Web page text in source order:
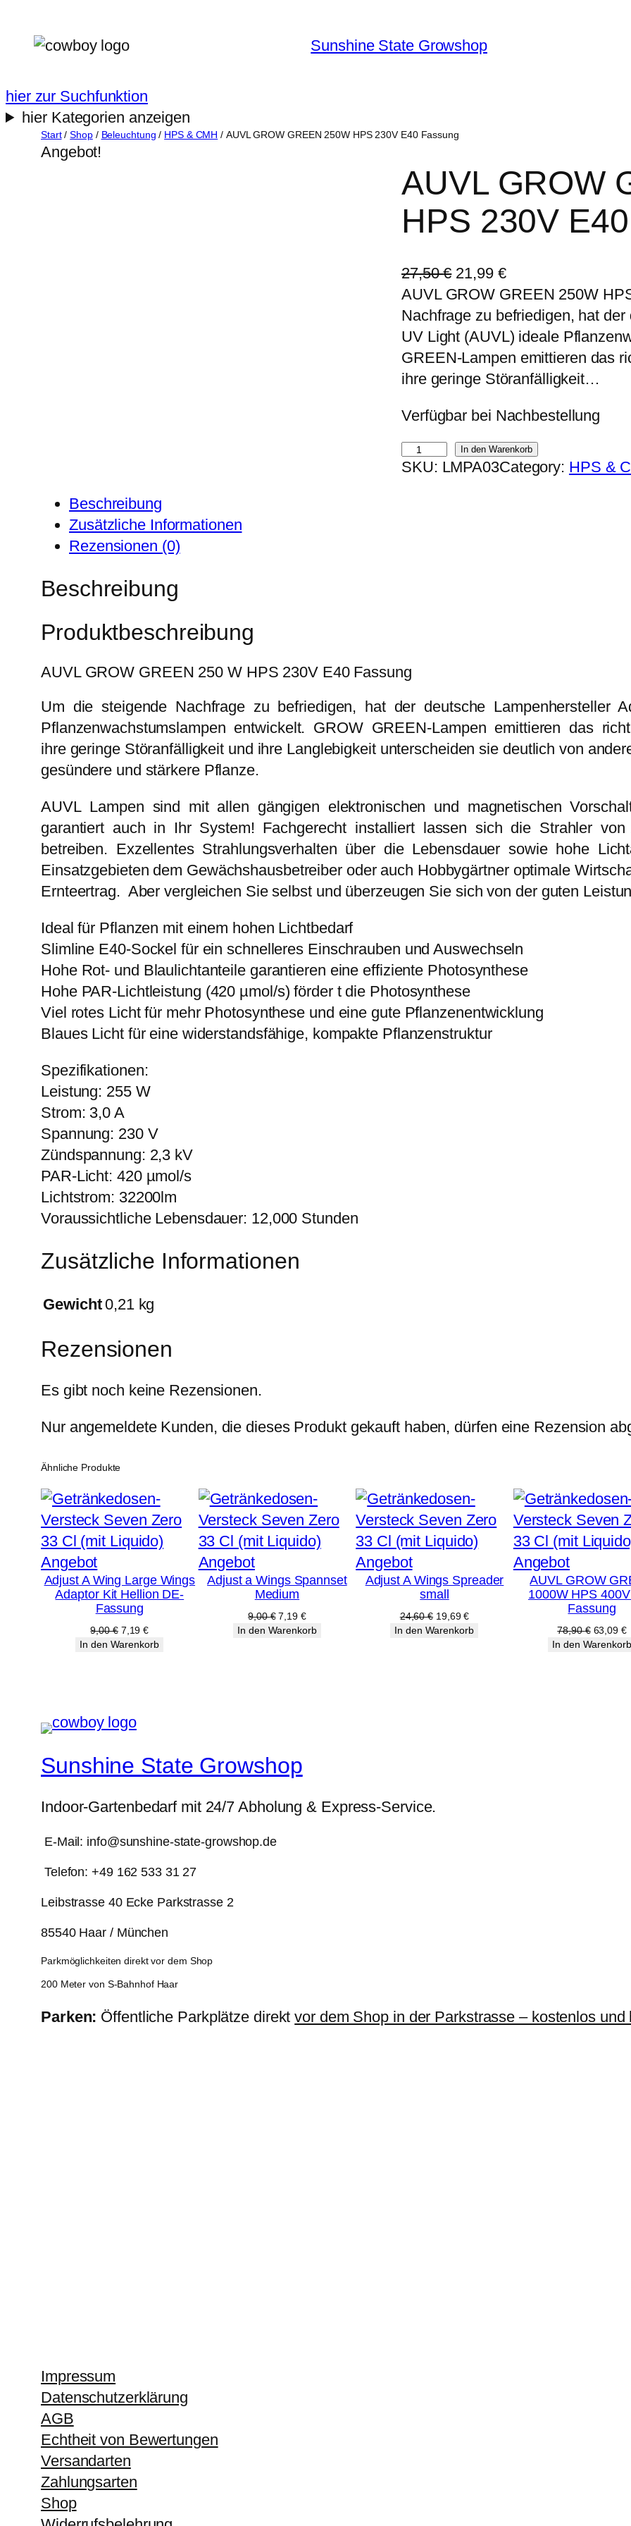
Inhalt
Sunshine State Growshop
hier zur Suchfunktion
hier Kategorien anzeigen
Start/Shop/ Beleuchtung / HPS & CMH / AUVL GROW GREEN 250W HPS 230V E40 Fassung
Angebot!
AUVL GROW
HPS 230V
27,50€ U
r
s
p
r
ü
g
l
i
r
:
2
,
5
0
€
21,99 €A
k
t
u
e
l
e
r
P
9
9
.
AUVL GROW GREEN 250W
Nachfrage zu befriedigen, hat
UV Light (AUVL) ideale
GREEN-Lampen emittieren das
ihre geringe Störanfälligkeit…
Verfügbar bei Nachbestellung
A
U
E
N
2
5
H
P
S
2
3
E
4
0
F
a
In den Warenkorb
SKU: LMPA03Category: HPS &
Beschreibung
Zusätzliche Informationen
Rezensionen (0)
Beschreibung
Produktbeschreibung
AUVL GROW GREEN 250 W HPS 230V E40 Fassung
Um die steigende Nachfrage zu befriedigen, hat der deutsche Lampenhersteller
Pflanzenwachstumslampen entwickelt. GROW GREEN-Lampen emittieren das
ihre geringe Störanfälligkeit und ihre Langlebigkeit unterscheiden sie deutlich von
gesündere und stärkere Pflanze.
AUVL Lampen sind mit allen gängigen elektronischen und magnetischen
garantiert auch in Ihr System! Fachgerecht installiert lassen sich die Strahler
betreiben. Exzellentes Strahlungsverhalten über die Lebensdauer sowie hohe
Einsatzgebieten dem Gewächshausbetreiber oder auch Hobbygärtner optimale
Ernteertrag. Aber vergleichen Sie selbst und überzeugen Sie sich von der guten
Ideal für Pflanzen mit einem hohen Lichtbedarf
Slimline E40-Sockel für ein schnelleres Einschrauben und Auswechseln
Hohe Rot- und Blaulichtanteile garantieren eine effiziente Photosynthese
Hohe PAR-Lichtleistung (420 µmol/s) förder t die Photosynthese
Viel rotes Licht für mehr Photosynthese und eine gute Pflanzenentwicklung
Blaues Licht für eine widerstandsfähige, kompakte Pflanzenstruktur
Spezifikationen:
Leistung: 255 W
Strom: 3,0 A
Spannung: 230 V
Zündspannung: 2,3 kV
PAR-Licht: 420 µmol/s
Lichtstrom: 32200lm
Voraussichtliche Lebensdauer: 12,000 Stunden
Zusätzliche Informationen
Gewicht0,21 kg
Rezensionen
Es gibt noch keine Rezensionen.
Nur angemeldete Kunden, die dieses Produkt gekauft haben, dürfen eine Rezension
Ähnliche Produkte
AngebotProdukt
im
Angebot
Adjust A Wing Large Wings
Adaptor Kit Hellion DE-
Fassung
9,00€ Ursprünglicher
Preis
7,19€Aktueller
Preis
In den Warenkorb
AngebotProdukt
im
Angebot
Adjust a Wings Spannset
Medium
9,00€ Ursprünglicher
Preis
7,19 €Aktueller
Preis
In den Warenkorb
AngebotProdukt
im
Angebot
Adjust A Wings Spreader
small
24,60€ Ursprünglicher
Preis
19,69€Aktueller
Preis
In den Warenkorb
AngebotProdukt
im
Angebot
AUVL GROW
1000W HPS
Fassung
78,90€
Preis
63,09 €
In den Warenkorb
Sunshine State Growshop
Indoor-Gartenbedarf mit 24/7 Abholung & Express-Service.
E-Mail: info@sunshine-state-growshop.de
Telefon: +49 162 533 31 27
Leibstrasse 40 Ecke Parkstrasse 2
85540 Haar / München
Parkmöglichkeiten direkt vor dem Shop
200 Meter von S-Bahnhof Haar
Parken: Öffentliche Parkplätze direktvor dem Shop in der Parkstrasse – kostenlos und
Impressum
Datenschutzerklärung
AGB
Echtheit von Bewertungen
Versandarten
Zahlungsarten
Shop